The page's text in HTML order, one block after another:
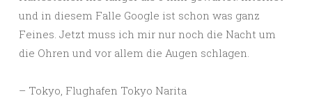
und in diesem Falle Google ist schon was ganz
Feines. Jetzt muss ich mir nur noch die Nacht um
die Ohren und vor allem die Augen schlagen.
– Tokyo, Flughafen Tokyo Narita